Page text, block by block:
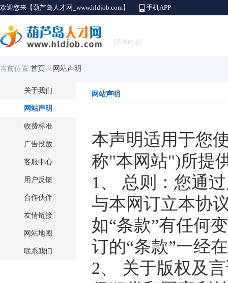
欢迎您来【葫芦岛人才网_www.hldjob.com】 手机APP
[切换站点]
当前位置 首页 > 网站声明
关于我们
网站声明
收费标准
广告投放
客服中心
用户反馈
合作伙伴
友情链接
网站地图
联系我们
网站声明
本声明适用于您
称"本网站")所提
1、 总则：您通
与本网订立本协
如“条款”有任何
订的“条款”一经
2、 关于版权及